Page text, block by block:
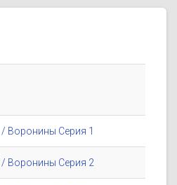
Воронины Серия 1
/ Воронины Серия 2